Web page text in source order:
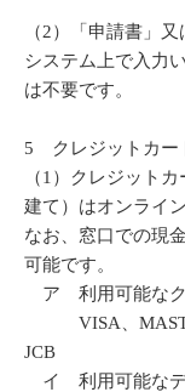
（2）「申請書」
システム上で入力
は不要です。
5 クレジットカー
（1）クレジット
建て）はオンライ
なお、窓口での現
可能です。
ア 利用可能なク
VISA、MASTER
JCB
イ 利用可能な